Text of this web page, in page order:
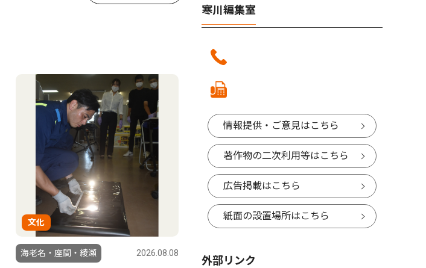
文化
海老名・座間・綾瀬 2026.08.08
寒川編集室
情報提供・ご意見はこちら
著作物の二次利用等はこちら
広告掲載はこちら
紙面の設置場所はこちら
外部リンク